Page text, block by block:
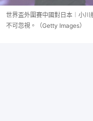
世界盃外圍賽中國對日本︱小
不可忽視。（Getty Images）